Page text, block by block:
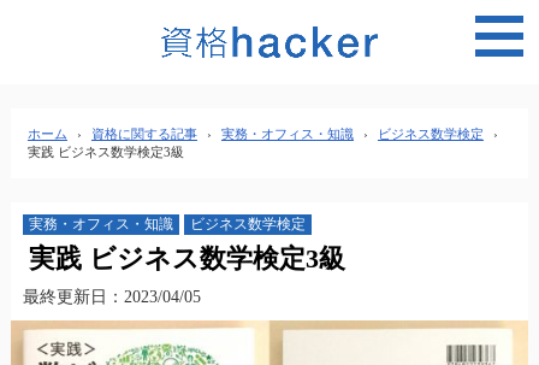
ホーム › 資格に関する記事 › 実務・オフィス・知識 › ビジネス数学検定
›
実践 ビジネス数学検定3級
実務・オフィス・知識 ビジネス数学検定
実践 ビジネス数学検定3級
最終更新日：2023/04/05